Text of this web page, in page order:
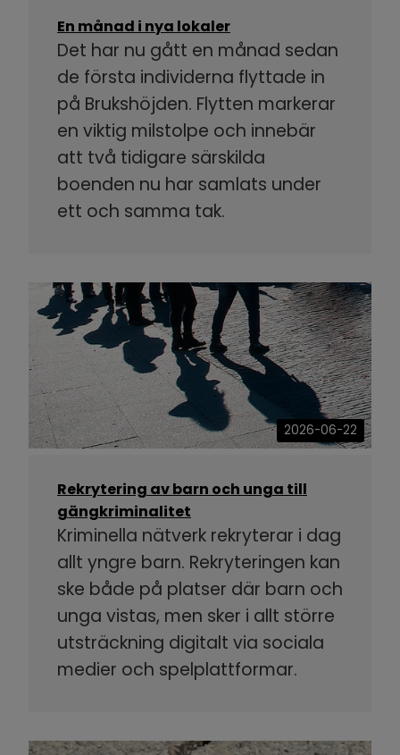
En månad i nya lokaler
Det har nu gått en månad sedan
de första individerna flyttade in
på Brukshöjden. Flytten markerar
en viktig milstolpe och innebär
att två tidigare särskilda
boenden nu har samlats under
ett och samma tak.
2026-06-22
Rekrytering av barn och unga till
gängkriminalitet
Kriminella nätverk rekryterar i dag
allt yngre barn. Rekryteringen kan
ske både på platser där barn och
unga vistas, men sker i allt större
utsträckning digitalt via sociala
medier och spelplattformar.